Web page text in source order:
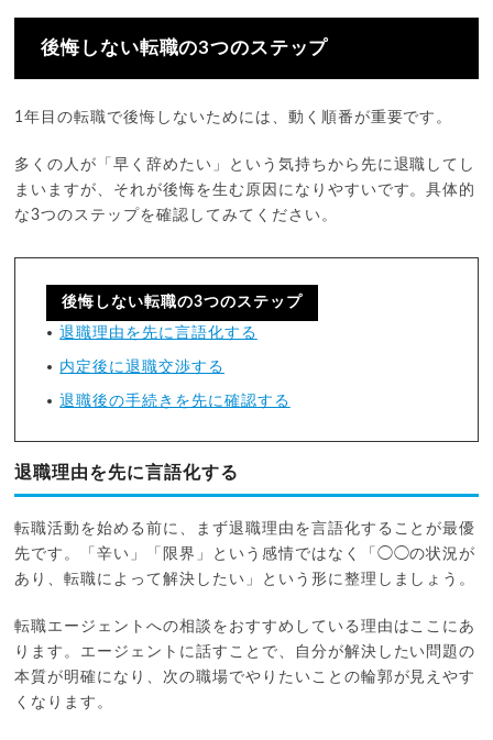
後悔しない転職の3つのステップ
1年目の転職で後悔しないためには、動く順番が重要です。
多くの人が「早く辞めたい」という気持ちから先に退職してし
まいますが、それが後悔を生む原因になりやすいです。具体的
な3つのステップを確認してみてください。
後悔しない転職の3つのステップ
退職理由を先に言語化する
内定後に退職交渉する
退職後の手続きを先に確認する
退職理由を先に言語化する
転職活動を始める前に、まず退職理由を言語化することが最優
先です。「辛い」「限界」という感情ではなく「◯◯の状況が
あり、転職によって解決したい」という形に整理しましょう。
転職エージェントへの相談をおすすめしている理由はここにあ
ります。エージェントに話すことで、自分が解決したい問題の
本質が明確になり、次の職場でやりたいことの輪郭が見えやす
くなります。